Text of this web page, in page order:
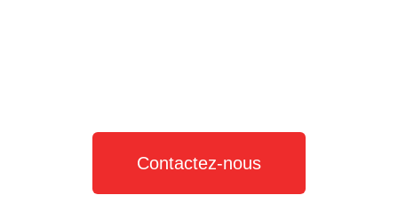
Contactez-nous